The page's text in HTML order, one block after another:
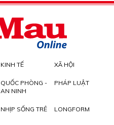
KINH TẾ XÃ HỘI
QUỐC PHÒNG -
AN NINH
PHÁP LUẬT
NHỊP SỐNG TRẺ LONGFORM